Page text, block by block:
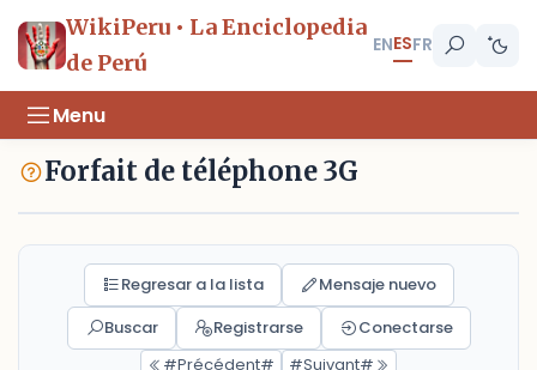
WikiPeru • La Enciclopedia
de Perú
ENESFR
Menu
Forfait de téléphone 3G
Regresar a la lista
Mensaje nuevo
Buscar
Registrarse
Conectarse
#Précédent#
#Suivant#